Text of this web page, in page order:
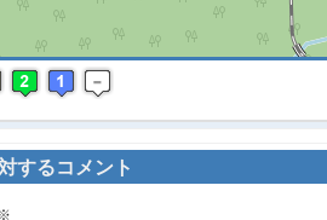
するコメント